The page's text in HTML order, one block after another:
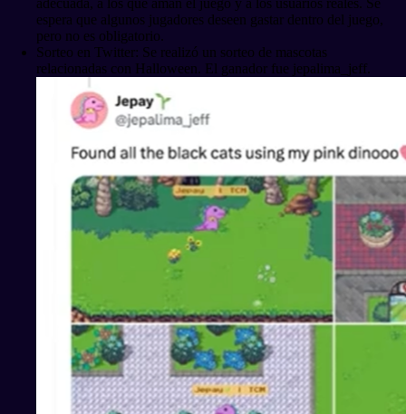
adecuada, a los que aman el juego y a los usuarios reales. Se
espera que algunos jugadores deseen gastar dentro del juego,
pero no es obligatorio.
Sorteo en Twitter: Se realizó un sorteo de mascotas
relacionadas con Halloween. El ganador fue jepalima_jeff.